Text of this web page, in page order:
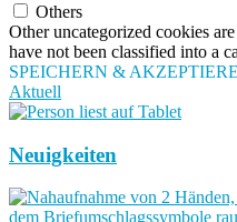
Others
Other uncategorized cookies
have not been classified into a
SPEICHERN &
Aktuell
Neuigkeiten